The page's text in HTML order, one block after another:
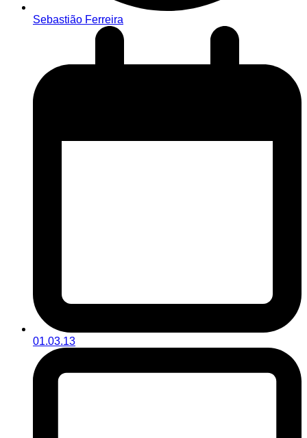
Sebastião Ferreira
01.03.13